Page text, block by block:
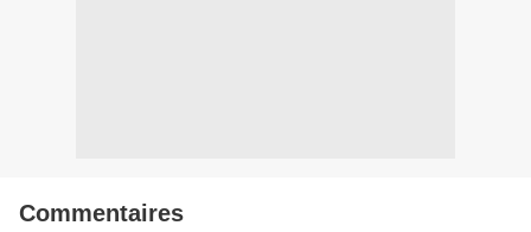
Commentaires